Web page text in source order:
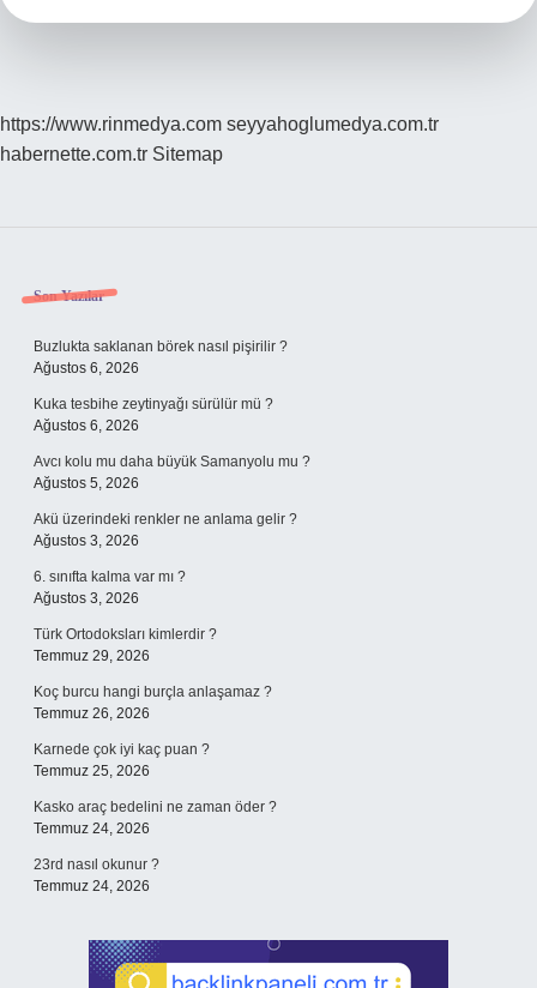
https://www.rinmedya.com seyyahoglumedya.com.tr
habernette.com.tr Sitemap
Sidebar
Son Yazılar
Buzlukta saklanan börek nasıl pişirilir ?
Ağustos 6, 2026
Kuka tesbihe zeytinyağı sürülür mü ?
Ağustos 6, 2026
Avcı kolu mu daha büyük Samanyolu mu ?
Ağustos 5, 2026
Akü üzerindeki renkler ne anlama gelir ?
Ağustos 3, 2026
6. sınıfta kalma var mı ?
Ağustos 3, 2026
Türk Ortodoksları kimlerdir ?
Temmuz 29, 2026
Koç burcu hangi burçla anlaşamaz ?
Temmuz 26, 2026
Karnede çok iyi kaç puan ?
Temmuz 25, 2026
Kasko araç bedelini ne zaman öder ?
Temmuz 24, 2026
23rd nasıl okunur ?
Temmuz 24, 2026